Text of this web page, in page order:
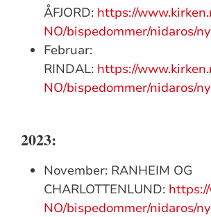
ÅFJORD: https://
NO/bispedommer/nidaros/
Februar:
RINDAL: https://
NO/bispedommer/nidaros/
2023:
November: RANHEIM OG
CHARLOTTENLUND:
NO/bispedommer/nidaros/